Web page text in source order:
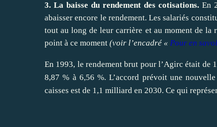
3. La baisse du rendement des cotisations.En
abaisser encore le rendement. Les salariés
tout au long de leur carrière et au moment de la
point à ce moment (voir l’encadré « Pour en
En 1993, le rendement brut pour l’Agirc était de
8,87 % à 6,56 %. L’accord prévoit une
caisses est de 1,1 milliard en 2030. Ce qui